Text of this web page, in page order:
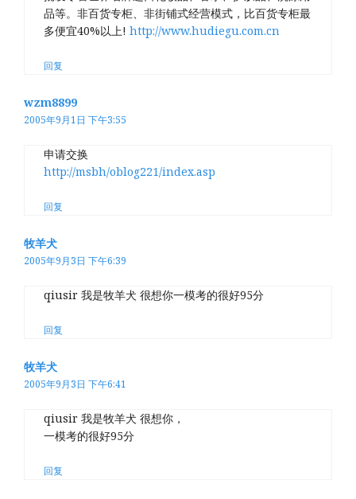
品等。非百货专柜、非街铺式经营模式，比百货专柜最
多便宜40%以上! http://www.hudiegu.com.cn
回复
wzm8899
2005年9月1日 下午3:55
申请交换
http://msbh/oblog221/index.asp
回复
牧羊犬
2005年9月3日 下午6:39
qiusir 我是牧羊犬 很想你一模考的很好95分
回复
牧羊犬
2005年9月3日 下午6:41
qiusir 我是牧羊犬 很想你，
一模考的很好95分
回复